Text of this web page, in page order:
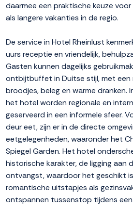
daarmee een praktische keuze
als langere vakanties in de regio.
De service in Hotel Rheinlust
uurs receptie en vriendelijk,
Gasten kunnen dagelijks
ontbijtbuffet in Duitse stijl, met een
broodjes, beleg en warme dranken.
het hotel worden regionale en
geserveerd in een informele sfeer.
deur eet, zijn er in de directe
eetgelegenheden, waaronder het
Spiegel Garden. Het hotel
historische karakter, de ligging aan
ontvangst, waardoor het geschikt
romantische uitstapjes als
ontspannen tussenstop tijdens een